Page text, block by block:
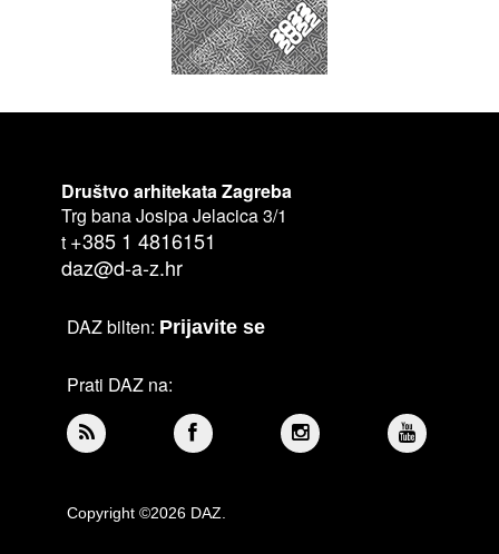
Društvo arhitekata Zagreba
Trg bana Josipa Jelacica 3/1
t +385 1 4816151
daz@d-a-z.hr
DAZ bilten: Prijavite se
Prati DAZ na:
Copyright ©2026 DAZ.